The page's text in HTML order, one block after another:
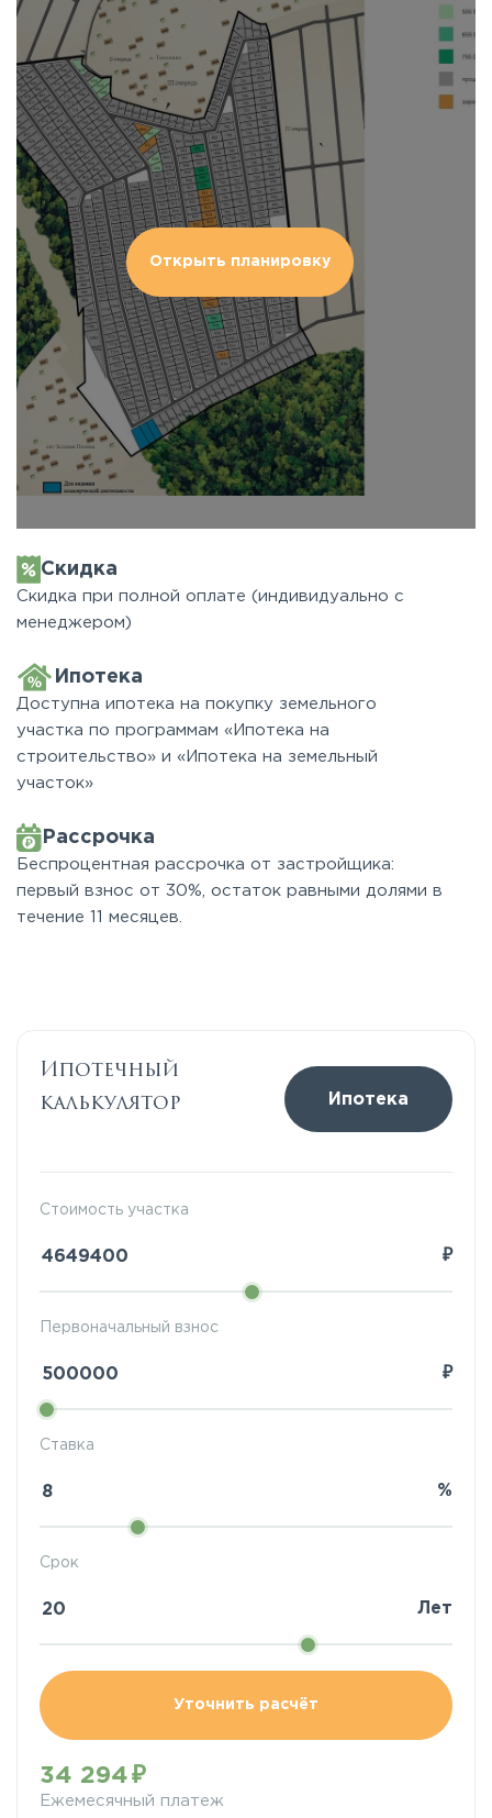
Открыть планировку
Скидка
Скидка при полной оплате (индивидуально с
менеджером)
Ипотека
Доступна ипотека на покупку земельного
участка по программам «Ипотека на
строительство» и «Ипотека на земельный
участок»
Рассрочка
Беспроцентная рассрочка от застройщика:
первый взнос от 30%, остаток равными долями в
течение 11 месяцев.
Ипотечный
калькулятор
Ипотека
Стоимость участка
₽
Ставка
%
Первоначальный взнос
₽
Срок
Лет
Уточнить расчёт
34 294
Ежемесячный платеж